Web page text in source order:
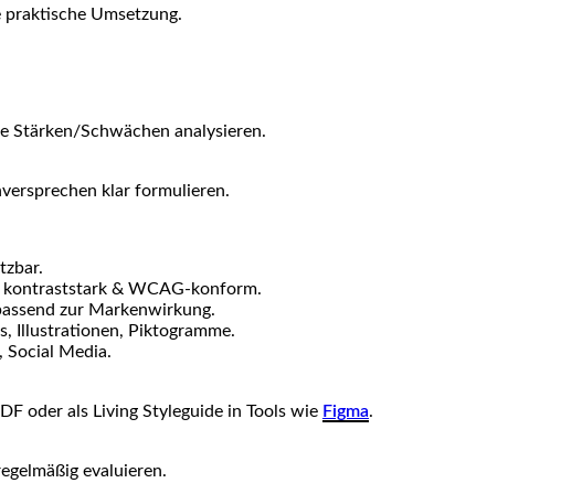
Umsetzung.
Stärken/Schwächen analysieren.
klar formulieren.
& WCAG-konform.
zur Markenwirkung.
Illustrationen, Piktogramme.
Media.
oder als Living Styleguide in Tools wie Figma.
evaluieren.